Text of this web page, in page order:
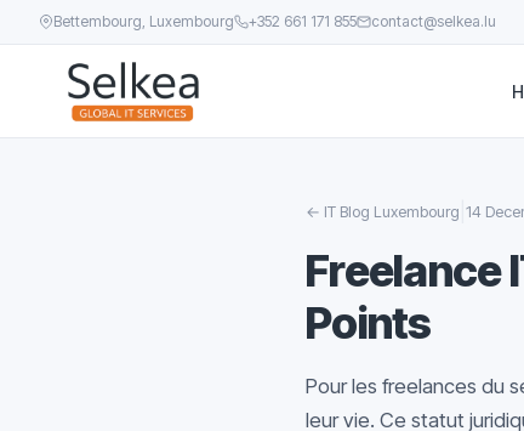
Bettembourg, Luxembourg +352 661 171 855 contact@selkea.lu
← IT Blog Luxembourg 14
Freelance
Points
Pour les freelances du
leur vie. Ce statut